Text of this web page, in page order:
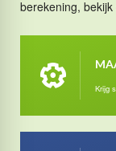
berekening,
Krijg